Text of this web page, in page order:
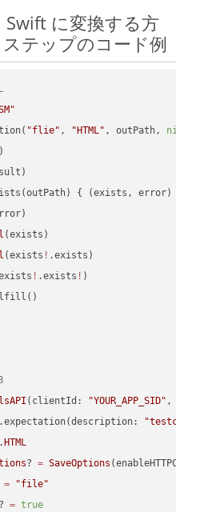
Swift に変換する方
テップのコード例
"flie" , "HTML" , outPath, nil
{ (exists, error) ->
(exists)
(exists ! .exists)
! .exists ! )
(clientId: "YOUR_APP_SID" ,
.expectation(description:
HTML
? = SaveOptions
=
"file"
? = true